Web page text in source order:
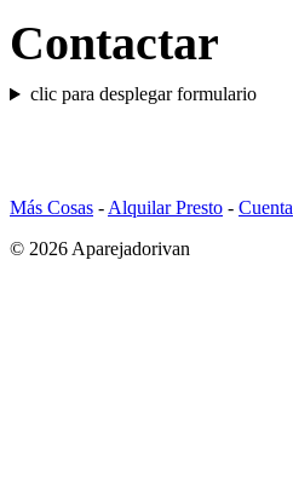
Contactar
clic para desplegar formulario
Más Cosas - Alquilar Presto - Cuenta
© 2026 Aparejadorivan